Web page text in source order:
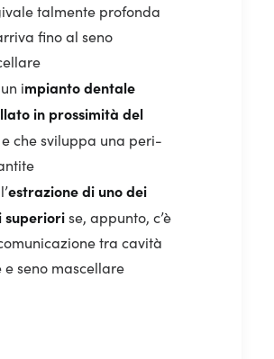
talmente profonda
fino al seno
impianto dentale
in prossimità del
e che sviluppa una peri-
estrazione di uno dei
superiorise, appunto, c’è
tra cavità
e seno mascellare